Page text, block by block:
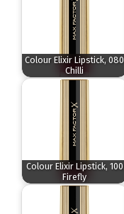
Colour Elixir Lipstick, 080
Chilli
Colour Elixir Lipstick, 100
Firefly